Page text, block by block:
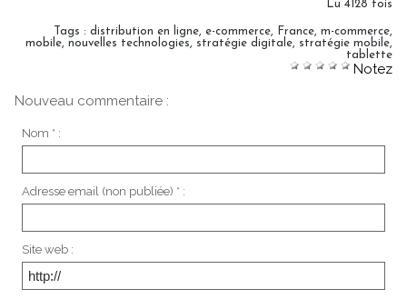
Lu 4128 fois
Tags : distribution en ligne, e-commerce, France, m-commerce,
mobile, nouvelles technologies, stratégie digitale, stratégie mobile,
tablette
Notez
Nouveau commentaire :
Nom * :
Adresse email (non publiée) * :
Site web :